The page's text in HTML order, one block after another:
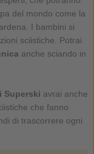
del mondo come la
I bambini si
sciistiche. Potrai
anche sciando in
Superski avrai anche
che fanno
di trascorrere ogni